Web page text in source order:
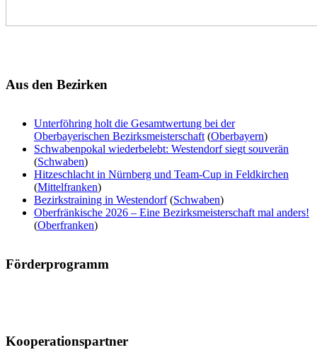
Aus den Bezirken
Unterföhring holt die Gesamtwertung bei der
Oberbayerischen Bezirksmeisterschaft (Oberbayern)
Schwabenpokal wiederbelebt: Westendorf siegt souverän
(Schwaben)
Hitzeschlacht in Nürnberg und Team-Cup in Feldkirchen
(Mittelfranken)
Bezirkstraining in Westendorf (Schwaben)
Oberfränkische 2026 – Eine Bezirksmeisterschaft mal anders!
(Oberfranken)
Förderprogramm
Kooperationspartner